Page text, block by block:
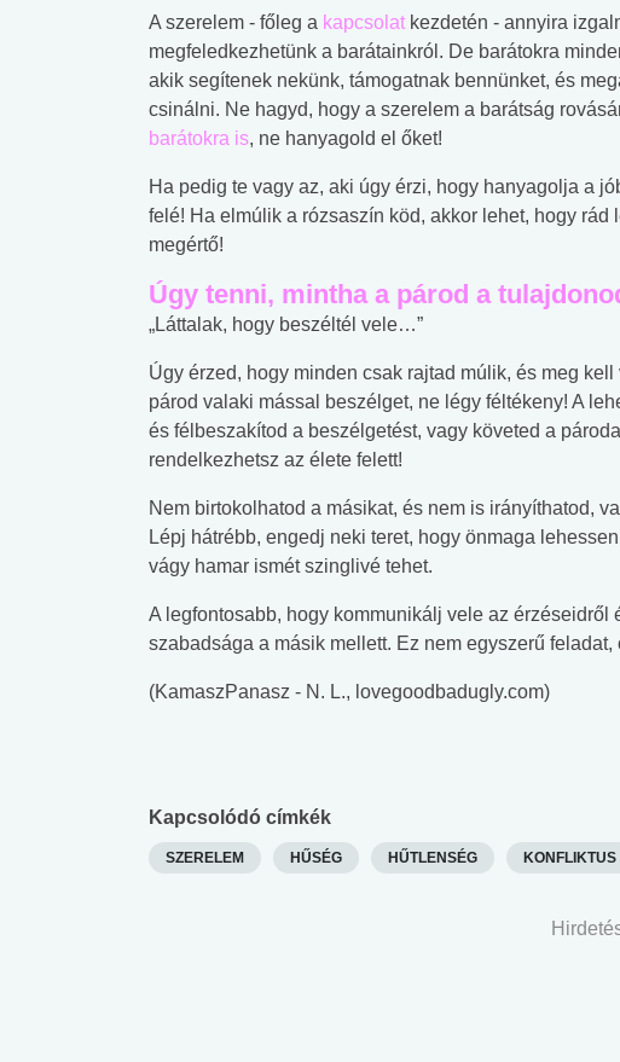
A szerelem - főleg a kapcsolat kezdetén - annyira
megfeledkezhetünk a barátainkról. De barátokra
akik segítenek nekünk, támogatnak bennünket, és
csinálni. Ne hagyd, hogy a szerelem a barátság
barátokra is, ne hanyagold el őket!
Ha pedig te vagy az, aki úgy érzi, hogy hanyagolja a
felé! Ha elmúlik a rózsaszín köd, akkor lehet, hogy
megértő!
Úgy tenni, mintha a párod a
„Láttalak, hogy beszéltél vele…”
Úgy érzed, hogy minden csak rajtad múlik, és meg
párod valaki mással beszélget, ne légy féltékeny! A
és félbeszakítod a beszélgetést, vagy követed a
rendelkezhetsz az élete felett!
Nem birtokolhatod a másikat, és nem is irányíthatod,
Lépj hátrébb, engedj neki teret, hogy önmaga
vágy hamar ismét szinglivé tehet.
A legfontosabb, hogy kommunikálj vele az érzéseidről
szabadsága a másik mellett. Ez nem egyszerű
(KamaszPanasz - N. L., lovegoodbadugly.com)
Kapcsolódó címkék
SZERELEM HŰSÉG HŰTLENSÉG KONFLIKTUS
Mekkora az ökológiai
lábnyomod?
Elsősegély
tudásteszt